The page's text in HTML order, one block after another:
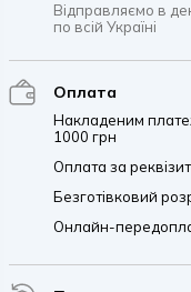
Відправляємо в
по всій Україні
Оплата
Накладеним
1000 грн
Оплата за
Безготівковий
Онлайн-